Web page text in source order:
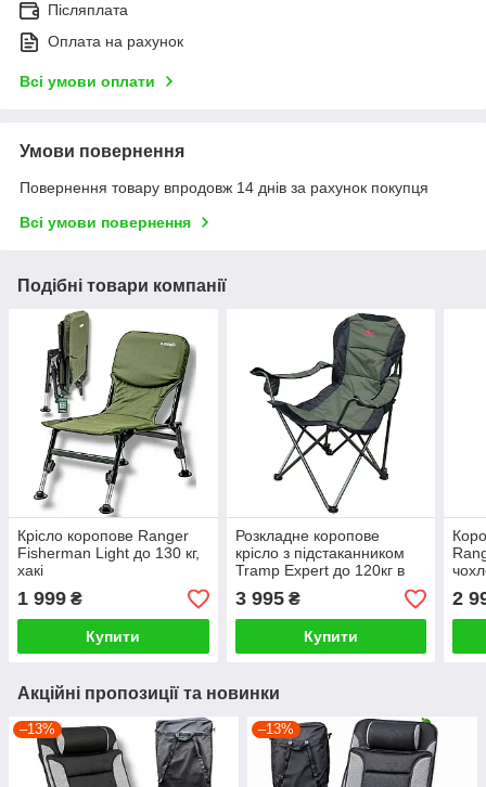
Післяплата
Оплата на рахунок
Всі умови оплати
Умови повернення
Повернення товару впродовж 14 днів за рахунок покупця
Всі умови повернення
Подібні товари компанії
Крісло коропове Ranger
Fisherman Light до 130 кг,
хакі
1 999 ₴
Купити
Розкладне коропове
крісло з підстаканником
Tramp Expert до 120кг в
чохлі
3 995₴
Купити
2
Акційні пропозиції та новинки
–13% –13%